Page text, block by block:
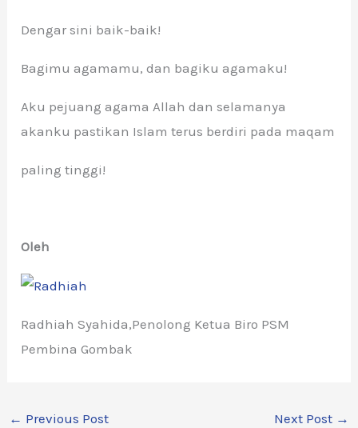
Dengar sini baik-baik!
Bagimu agamamu, dan bagiku agamaku!
Aku pejuang agama Allah dan selamanya
akanku pastikan Islam terus berdiri pada maqam
paling tinggi!
Oleh
Radhiah Syahida,Penolong Ketua Biro PSM
Pembina Gombak
← Previous Post Next Post →